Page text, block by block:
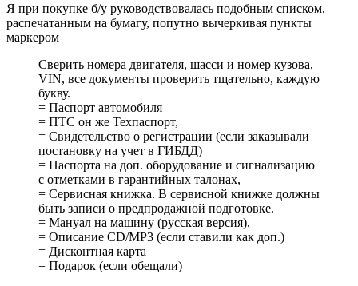
Я при покупке б/у руководствовалась подобным списком,
распечатанным на бумагу, попутно вычеркивая пункты
маркером
Сверить номера двигателя, шасси и номер кузова,
VIN, все документы проверить тщательно, каждую
букву.
= Паспорт автомобиля
= ПТС он же Техпаспорт,
= Свидетельство о регистрации (если заказывали
постановку на учет в ГИБДД)
= Паспорта на доп. оборудование и сигнализацию
с отметками в гарантийных талонах,
= Сервисная книжка. В сервисной книжке должны
быть записи о предпродажной подготовке.
= Мануал на машину (русская версия),
= Описание СD/MP3 (если ставили как доп.)
= Дисконтная карта
= Подарок (если обещали)